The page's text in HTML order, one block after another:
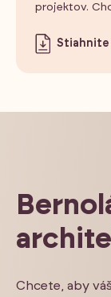
projektov.
Stiahnite
Chcete, aby